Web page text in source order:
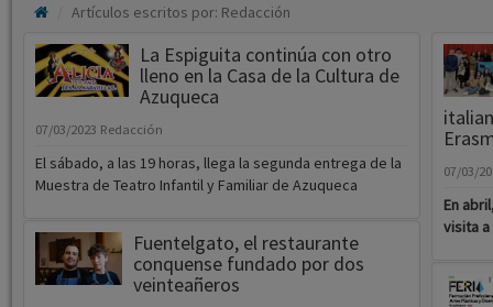
Artículos escritos por: Redacción
La Espiguita continúa con otro
lleno en la Casa de la Cultura de
Azuqueca
07/03/2023 Redacción
El sábado, a las 19 horas, llega la segunda entrega de la
Muestra de Teatro Infantil y Familiar de Azuqueca
Fuentelgato, el restaurante
conquense fundado por dos
veinteañeros
07/03/
En
visita a